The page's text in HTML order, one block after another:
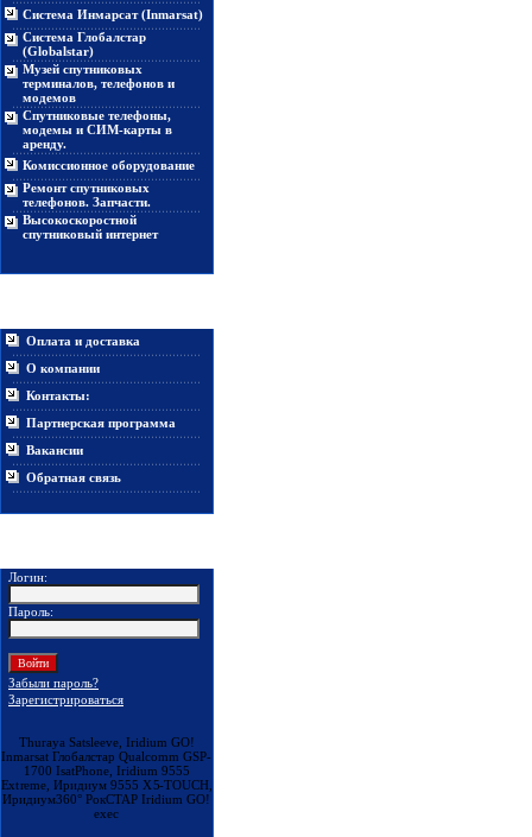
Система Инмарсат (Inmarsat)
Система Глобалстар
(Globalstar)
Музей спутниковых
терминалов, телефонов и
модемов
Спутниковые телефоны,
модемы и СИМ-карты в
аренду.
Комиссионное оборудование
Ремонт спутниковых
телефонов. Запчасти.
Высокоскоростной
спутниковый интернет
Оплата и доставка
О компании
Контакты:
Партнерская программа
Вакансии
Обратная связь
Логин:
Пароль:
Забыли пароль?
Зарегистрироваться
Thuraya Satsleeve, Iridium GO!
Inmarsat Глобалстар Qualcomm GSP-
1700 IsatPhone, Iridium 9555
Extreme, Иридиум 9555 X5-TOUCH,
Иридиум360° РокСТАР Iridium GO!
exec